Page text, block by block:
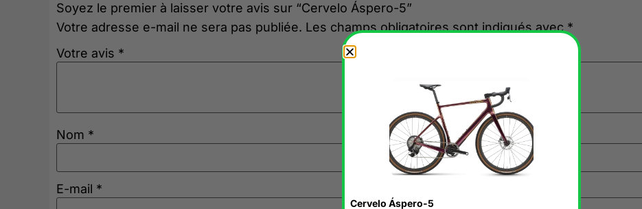
Soyez le premier à laisser votre avis sur “Cervelo Áspero-5”
Votre adresse e-mail ne sera pas publiée. Les champs obligatoires sont indiqués avec*
Votre avis *
Nom *
E-mail *
Cervelo Áspero-5